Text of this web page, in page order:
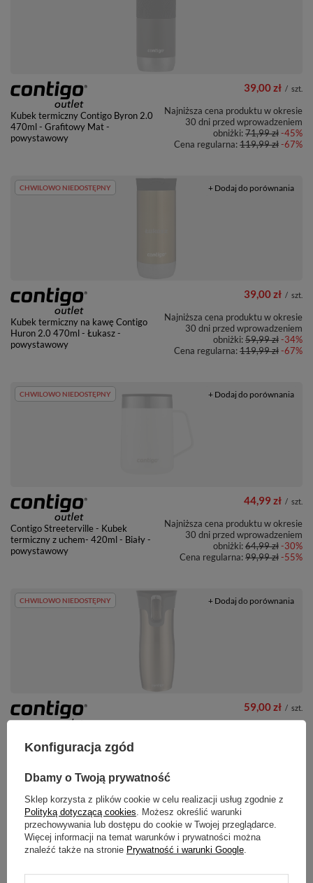
Kubek termiczny Contigo Byron 2.0
470ml - Grafitowy Mat -
powystawowy
39,00 zł / szt.
Najniższa cena produktu w okresie
30 dni przed wprowadzeniem
obniżki:71,99 zł-45%
Cena regularna:119,99 zł-67%
CHWILOWO NIEDOSTĘPNY
Kubek termiczny na kawę Contigo
Huron 2.0 470ml - Łukasz -
powystawowy
39,00 zł / szt.
Najniższa cena produktu w okresie
30 dni przed wprowadzeniem
obniżki:59,99 zł-34%
Cena regularna:119,99 zł-67%
+ Dodaj do porównania
CHWILOWO NIEDOSTĘPNY
Contigo Streeterville - Kubek
termiczny z uchem- 420ml - Biały -
powystawowy
44,99 zł / szt.
Najniższa cena produktu w okresie
30 dni przed wprowadzeniem
obniżki:64,99 zł-30%
Cena regularna:99,99 zł-55%
+ Dodaj do porównania
CHWILOWO NIEDOSTĘPNY
termiczny - Latte - powystawowy
59,00 zł / szt.
+ Dodaj do porównania
CHWILOWO NIEDOSTĘPNY + Dodaj do porównania
Konfiguracja zgód
Dbamy o Twoją prywatność
Sklep korzysta z plików cookie w celu realizacji usług zgodnie z
Polityką dotyczącą cookies. Możesz określić warunki
przechowywania lub dostępu do cookie w Twojej przeglądarce.
Więcej informacji na temat warunków i prywatności można
znaleźć także na stronie Prywatność i warunki Google.